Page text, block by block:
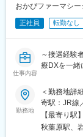
（2）電話、
・お客様か
・電話、メ
（3）修理･
夜間・休日
ー間で業務
・入荷した
・医療器械
・不良報告
・品質に問
おかぴファーマシ
正社員 転勤なし
仕事内容
～接遇経験
療DXを一緒
■業務内容：
自由診療ク
イン診療の
適な姿に向
【業務詳細】
勤務地
＜勤務地詳
寄駅：JR線
2＞とどく
目24-1 燦坤
【最寄り駅】
秋葉原駅、